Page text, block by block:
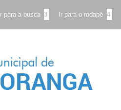
Ir para a busca 3 Ir para o rodapé 4